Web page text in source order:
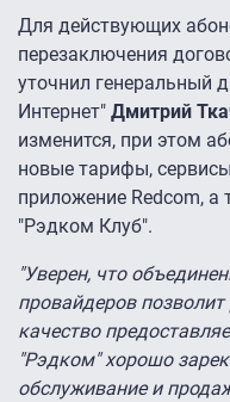
Для действующих
перезаключения
уточнил генеральный
Интернет" Дмитрий
изменится, при этом
новые тарифы,
приложение Redcom,
"Рэдком Клуб".
"Уверен, что
провайдеров
качество
"Рэдком" хорошо
обслуживание и